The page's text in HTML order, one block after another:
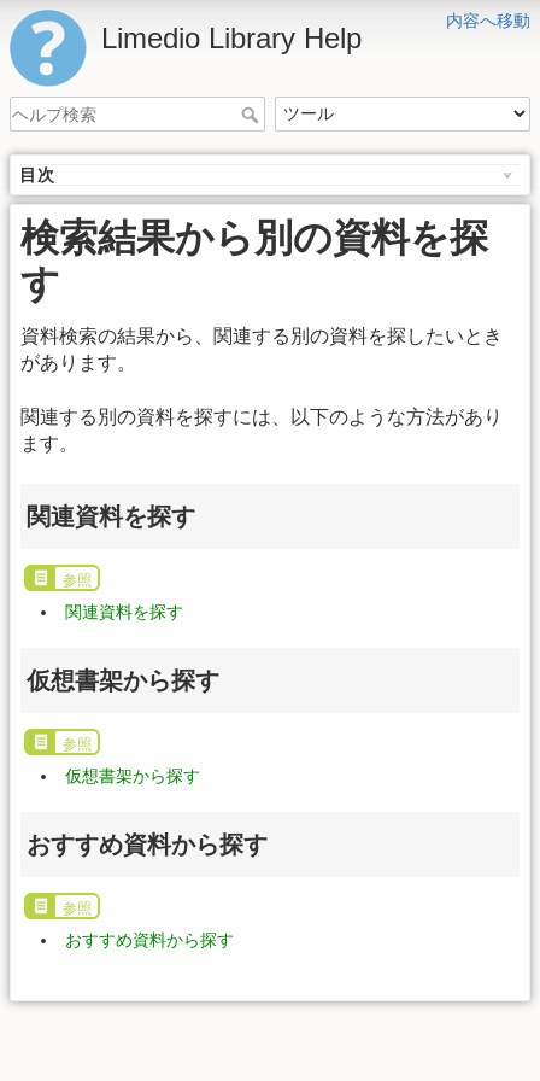
内容へ移動
Limedio Library Help
目次
検索結果から別の資料を探
す
資料検索の結果から、関連する別の資料を探したいとき
があります。
関連する別の資料を探すには、以下のような方法があり
ます。
関連資料を探す
参照
関連資料を探す
仮想書架から探す
参照
仮想書架から探す
おすすめ資料から探す
参照
おすすめ資料から探す